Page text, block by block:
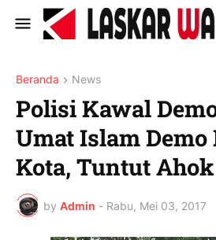
Beranda News
Polisi Kawal
Umat Islam
Kota, Tuntut
by Admin - Rabu, Mei 03, 2017